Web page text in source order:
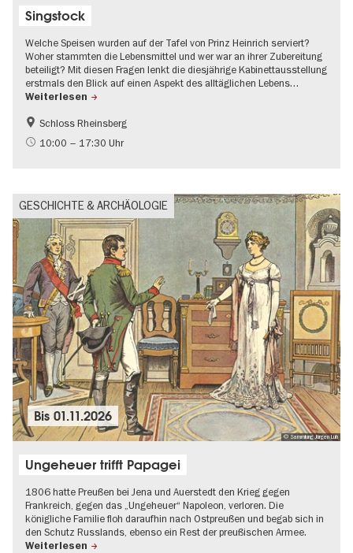
Singstock
Welche Speisen wurden auf der Tafel von Prinz Heinrich serviert?
Woher stammten die Lebensmittel und wer war an ihrer Zubereitung
beteiligt? Mit diesen Fragen lenkt die diesjährige Kabinettausstellung
erstmals den Blick auf einen Aspekt des alltäglichen Lebens…
Weiterlesen
Geschichte
Brandenburg
Schloss Rheinsberg
10:00 – 17:30 Uhr
GESCHICHTE & ARCHÄOLOGIE
© Sammlung Jürgen Luh
Bis01.11.2026
Ungeheuer trifft Papagei
1806 hatte Preußen bei Jena und Auerstedt den Krieg gegen
Frankreich, gegen das „Ungeheuer“ Napoleon, verloren. Die
königliche Familie floh daraufhin nach Ostpreußen und begab sich in
den Schutz Russlands, ebenso ein Rest der preußischen Armee.
Weiterlesen